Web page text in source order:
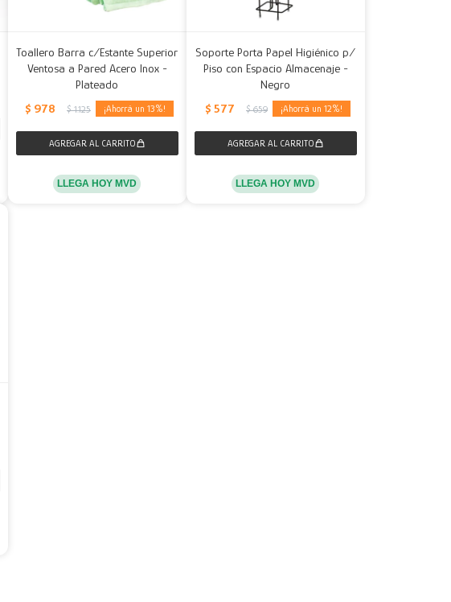
Toallero Barra c/Estante Superior
Ventosa a Pared Acero Inox -
Plateado
$ 978 $ 1.125 13
LLEGA HOY MVD
Soporte Porta Papel Higiénico p/
Piso con Espacio Almacenaje -
Negro
$ 577 $ 659 12
LLEGA HOY MVD